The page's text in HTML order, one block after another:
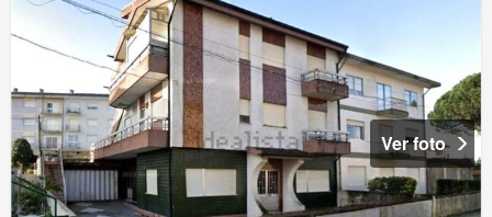
Ver foto